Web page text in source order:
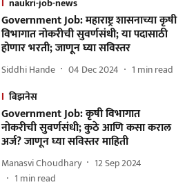
Government Job: महाराष्ट्र शासनाच्या कृषी
विभागात नोकरीची सुवर्णसंधी; या पदासाठी
होणार भरती; जाणून घ्या सविस्तर
Siddhi Hande 04 Dec 2024 1 min read
बिझनेस
Government Job: कृषी विभागात
नोकरीची सुवर्णसंधी; कुठे आणि कसा कराल
अर्ज? जाणून घ्या सविस्तर माहिती
Manasvi Choudhary
12 Sep 2024
1 min read